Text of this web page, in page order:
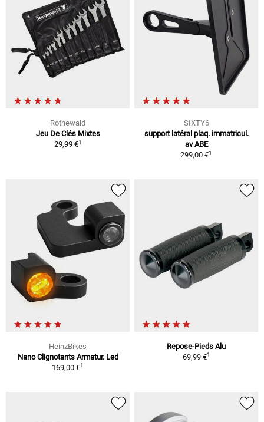
Rothewald
Jeu De Clés Mixtes
29,99 €1
SIXTY6
support latéral plaq. immatricul.
av ABE
299,00 €1
HeinzBikes
Nano Clignotants Armatur. Led
169,00 €1
Repose-Pieds Alu
69,99 €1